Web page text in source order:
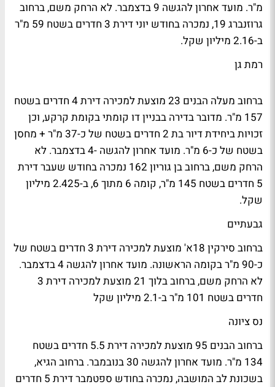
מ"ר. מועד אחרון להגשה 9 בדצמבר. לא הרחק משם, ברחוב
גרוזנברג 19, נמכרה בחודש יוני דירת 3 חדרים בשטח 59 מ"ר
ב-2.16 מיליון שקל.
רמת גן
ברחוב מעלה הבנים 23 מוצעת למכירה דירת 4 חדרים בשטח
157 מ"ר. מדובר בדירה בבניין דו קומתי בקומת קרקע, וכן
זכויות ביחידת דיור בת 2 חדרים בשטח של כ-37 מ"ר + מחסן
בשטח של כ-6 מ"ר. מועד אחרון להגשה -4 בדצמבר. לא
הרחק משם, ברחוב בן גוריון 162 נמכרה בחודש שעבר דירת
5 חדרים בשטח 145 מ"ר, קומה 6 מתוך 6, ב-2.425 מיליון
שקל.
גבעתיים
ברחוב סירקין 18א' מוצעת למכירה דירת 3 חדרים בשטח של
כ-90 מ"ר בקומה הראשונה. מועד אחרון להגשה 4 בדצמבר.
לא הרחק משם, ברחוב בלוך 21 מוצעת למכירה דירת 3
חדרים בשטח 101 מ"ר ב-2.1 מיליון שקל
נס ציונה
ברחוב הבנים 95 מוצעת למכירה דירת 5.5 חדרים בשטח
134 מ"ר. מועד אחרון להגשה 30 בנובמבר. ברחוב הגיא,
בשכונת לב המושבה, נמכרה בחודש ספטמבר דירת 5 חדרים